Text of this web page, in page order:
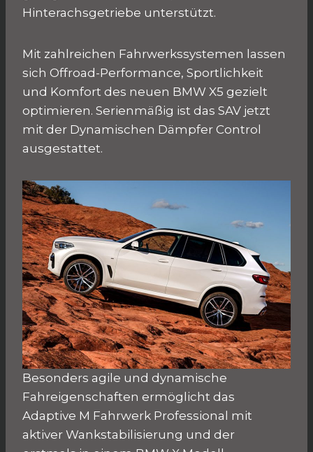
Hinterachsgetriebe unterstützt.
Mit zahlreichen Fahrwerkssystemen lassen
sich Offroad-Performance, Sportlichkeit
und Komfort des neuen BMW X5 gezielt
optimieren. Serienmäßig ist das SAV jetzt
mit der Dynamischen Dämpfer Control
ausgestattet.
Besonders agile und dynamische
Fahreigenschaften ermöglicht das
Adaptive M Fahrwerk Professional mit
aktiver Wankstabilisierung und der